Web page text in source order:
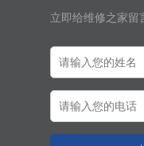
立即给维修之家留